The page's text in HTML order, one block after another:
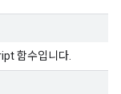
함수입니다.